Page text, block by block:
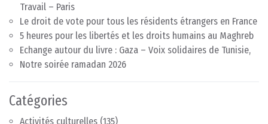
Travail – Paris
Le droit de vote pour tous les résidents étrangers en France
5 heures pour les libertés et les droits humains au Maghreb
Echange autour du livre : Gaza – Voix solidaires de Tunisie,
Notre soirée ramadan 2026
Catégories
Activités culturelles (135)